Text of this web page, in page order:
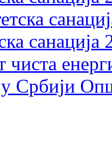
чиста
у Србији